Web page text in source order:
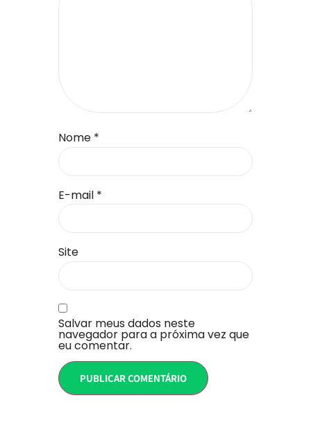
Nome *
E-mail *
Site
Salvar meus dados neste
navegador para a próxima vez que
eu comentar.